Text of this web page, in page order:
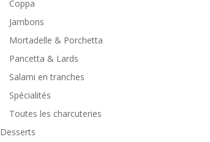
Coppa
Jambons
Mortadelle & Porchetta
Pancetta & Lards
Salami en tranches
Spécialités
Toutes les charcuteries
Desserts